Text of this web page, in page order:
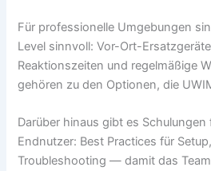
Für professionelle Umgebungen
Level sinnvoll: Vor-Ort-
Reaktionszeiten und regelmäßige
gehören zu den Optionen, die
Darüber hinaus gibt es
Endnutzer: Best Practices für
Troubleshooting — damit das